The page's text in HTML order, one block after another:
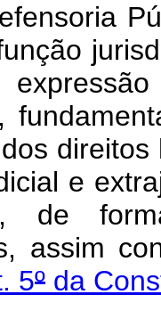
e
de
assim
5º da